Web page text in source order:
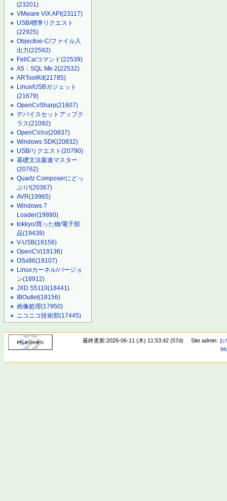
(23201)
VMware VIX API(23117)
USB/標準リクエスト
(22925)
Objective-C/ファイル入
出力(22592)
FeliCa/コマンド(22539)
A5：SQL Mk-2(22532)
ARToolKit(21785)
Linux/USBガジェット
(21679)
OpenCvSharp(21607)
デバイスセットアップク
ラス(21092)
OpenCV/cv(20837)
Windows SDK(20832)
USB/リクエスト(20790)
基礎文法最速マスター
(20762)
Quartz Composerにどっ
ぷり!(20367)
AVR(19965)
Windows 7
Loader(19880)
tokkyo/買った物/電子部
品(19439)
V-USB(19156)
OpenCV(19136)
OSx86(19107)
Linuxカーネル/バージョ
ン(18912)
JXD S5110(18441)
IBOutlet(18156)
画像処理(17950)
ニコニコ技術部(17445)
最終更新:2026-06-11 (木) 11:53:42 (57d) Site admin: お